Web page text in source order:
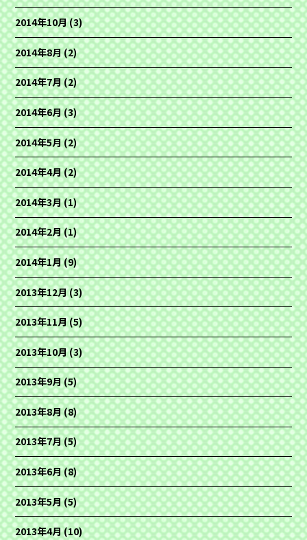
2014年10月(3)
2014年8月(2)
2014年7月(2)
2014年6月(3)
2014年5月(2)
2014年4月(2)
2014年3月(1)
2014年2月(1)
2014年1月(9)
2013年12月(3)
2013年11月(5)
2013年10月(3)
2013年9月(5)
2013年8月(8)
2013年7月(5)
2013年6月(8)
2013年5月(5)
2013年4月(10)